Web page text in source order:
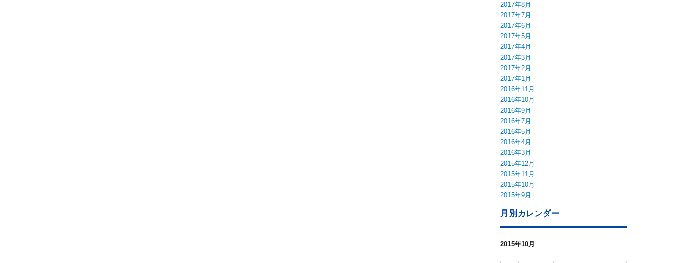
2017年8月
2017年7月
2017年6月
2017年5月
2017年4月
2017年3月
2017年2月
2017年1月
2016年11月
2016年10月
2016年9月
2016年7月
2016年5月
2016年4月
2016年3月
2015年12月
2015年11月
2015年10月
2015年9月
月別カレンダー
2015年10月